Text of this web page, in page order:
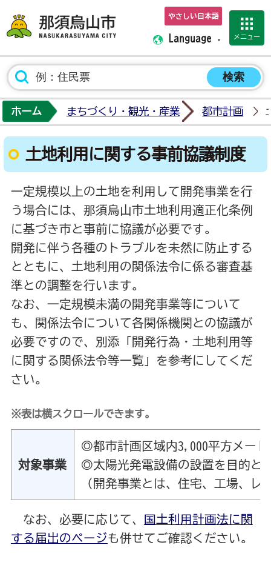
那須烏山市ホーム
やさしい日本語
Language メニュー
ホーム まちづくり・観光・産業 都市計画
土地利用に関する事前協議制度
一定規模以上の土地を利用して開発事業を行
う場合には、那須烏山市土地利用適正化条例
に基づき市と事前に協議が必要です。
開発に伴う各種のトラブルを未然に防止する
とともに、土地利用の関係法令に係る審査基
準との調整を行います。
なお、一定規模未満の開発事業等について
も、関係法令について各関係機関との協議が
必要ですので、別添「開発行為・土地利用等
に関する関係法令等一覧」を参考にしてくだ
さい。
※表は横スクロールできます。
対象事業
◎都市計画区域内3,000平方メー
◎太陽光発電設備の設置を目的と
（開発事業とは、住宅、工場、
なお、必要に応じて、
国土利用計画法に関
する届出のページも併せてご確認ください。